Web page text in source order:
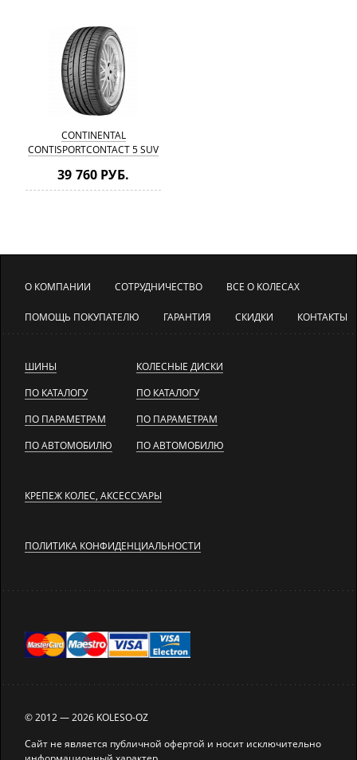
CONTINENTAL
CONTISPORTCONTACT 5 SUV
39 760 РУБ.
О КОМПАНИИ СОТРУДНИЧЕСТВО ВСЕ О КОЛЕСАХ
ПОМОЩЬ ПОКУПАТЕЛЮ ГАРАНТИЯ СКИДКИ КОНТАКТЫ
ШИНЫ
ПО КАТАЛОГУ
ПО ПАРАМЕТРАМ
ПО АВТОМОБИЛЮ
КОЛЕСНЫЕ ДИСКИ
ПО КАТАЛОГУ
ПО ПАРАМЕТРАМ
ПО АВТОМОБИЛЮ
КРЕПЕЖ КОЛЕС, АКСЕССУАРЫ
ПОЛИТИКА КОНФИДЕНЦИАЛЬНОСТИ
© 2012 — 2026 KOLESO-OZ
Сайт не является публичной офертой и носит исключительно